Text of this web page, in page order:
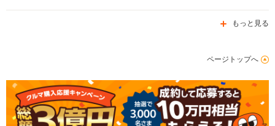
もっと見る
ページトップへ